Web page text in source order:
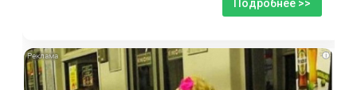
Подробнее >>
i